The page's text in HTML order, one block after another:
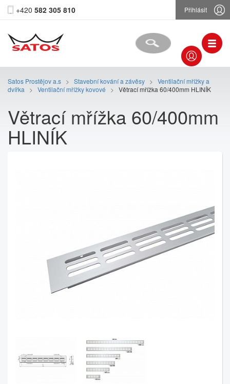
+420 582 305 810 Přihlásit
Satos Prostějov a.s > Stavební kování a závěsy >
Ventilační mřížky a
dvířka
> Ventilační mřížky kovové > Větrací mřížka 60/400mm HLINÍK
Větrací mřížka 60/400mm
HLINÍK